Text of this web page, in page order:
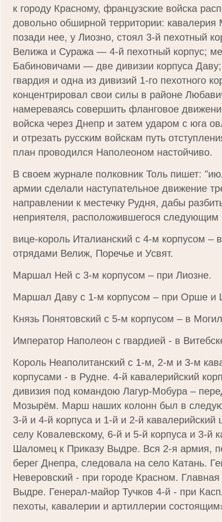
к го­роду Красному, французские войска
довольно обширной территории:
позади нее, у Лиозно, стоял 3-й пе­хотный
Велижа и Суража — 4-й пехотный корпус;
Бабиновичами — две дивизии корпуса
гвардия и одна из дивизий 1-го пехотного
концентриро­вал свои силы в районе
намереваясь совершить фланговое
войска через Днепр и затем ударом с юга
и отрезать русским войскам путь
план проводился Наполеоном настойчиво.
В своем журнале полковник Толь пишет:
ар­мии сделали наступательное движение
направлении к местечку Рудня, дабы
неприятеля, расположившегося следующим
вице-король Италианский с 4-м корпусом –
от­рядами Велиж, Поречье и Усвят.
Маршал Ней с 3-м корпусом – при Лиозне.
Маршал Даву с 1-м корпусом – при Орше и
Князь Понятовский с 5-м корпусом – в
Император Наполеон с гвардией - в
Король Неаполитанский с 1-м, 2-м и 3-м
корпуса­ми - в Рудне. 4-й кавалерийский
диви­зия под командою Лагур-Мобура –
Мозырём. Марш наших колонн был в
3-й и 4-й корпуса и 1-й и 2-й
селу Ковалевскому, 6-й и 5-й корпу­са и 3-й
Шаломец к Приказу Выдре. Вся 2-я армия,
берег Днепра, следовала на село Катань.
Неверовский - при городе Красном.
Выдре. Генерал-майор Тучков 4-й - при
пехоты, кавалерии и артиллерии